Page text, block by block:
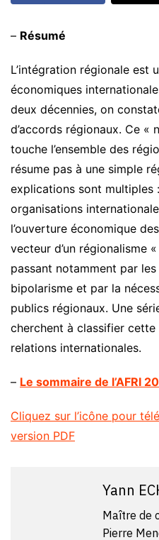
– Résumé
L’intégration régionale est
économiques
deux décennies, on
d’accords régionaux. Ce «
touche l’ensemble des
résume pas à une simple
explications sont multiples
organisations
l’ouverture économique
vecteur d’un régionalisme
passant notamment par
bipolarisme et par la
publics régionaux. Une
cherchent à classifier
relations internationales.
– Le sommaire de l’AFRI
Cliquez sur l’icône pour
version PDF
Yann
Maître de
Pierre